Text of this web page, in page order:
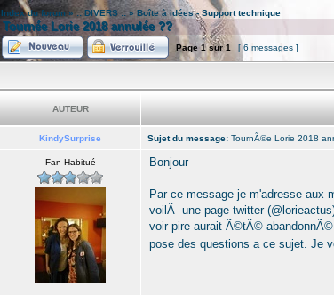
Index du forum » :: DIVERS :: » Boîte à idées - Support technique
Tournée Lorie 2018 annulée ??
Page1sur1 [ 6 messages ]
AUTEUR
KindySurprise Sujet du message: TournÃ©e Lorie 2018
Fan Habitué Bonjour
Par ce message je m'adresse aux
voilÃ une page twitter
voir pire aurait Ã©tÃ©
pose des questions a ce sujet. Je